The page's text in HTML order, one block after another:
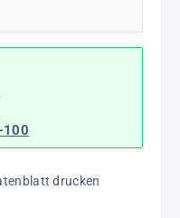
100
drucken